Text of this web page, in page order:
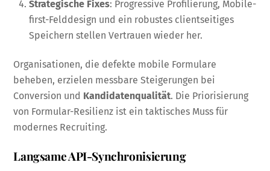
Strategische Fixes: Progressive Profilierung, Mobile-
first-Felddesign und ein robustes clientseitiges
Speichern stellen Vertrauen wieder her.
Organisationen, die defekte mobile Formulare
beheben, erzielen messbare Steigerungen bei
Conversion und Kandidatenqualität. Die Priorisierung
von Formular-Resilienz ist ein taktisches Muss für
modernes Recruiting.
Langsame API-Synchronisierung